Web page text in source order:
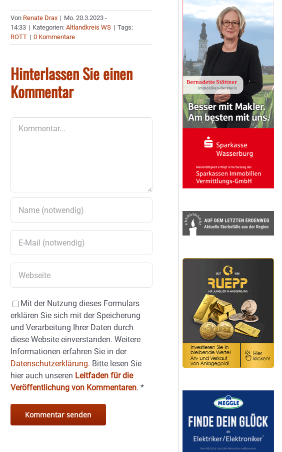
Von Renate Drax | Mo. 20.3.2023 -
14:33 | Kategorien:Altlandkreis WS | Tags:
ROTT | 0 Kommentare
Hinterlassen Sie einen
Kommentar
Mit der Nutzung dieses Formulars
erklären Sie sich mit der Speicherung
und Verarbeitung Ihrer Daten durch
diese Website einverstanden. Weitere
Informationen erfahren Sie in der
Datenschutzerklärung. Bitte lesen Sie
hier auch unseren Leitfaden für die
Veröffentlichung von Kommentaren.*